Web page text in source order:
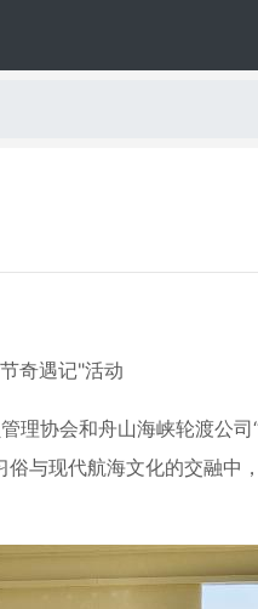
奇遇记"活动
理协会和舟山海峡轮渡公司
俗与现代航海文化的交融中